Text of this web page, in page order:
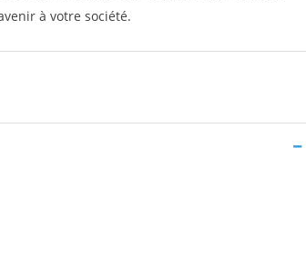
à votre société.